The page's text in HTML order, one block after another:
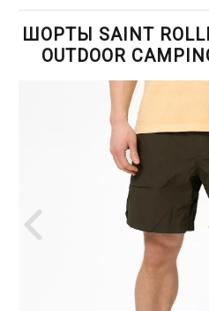
ШОРТЫ SAINT
OUTDOOR